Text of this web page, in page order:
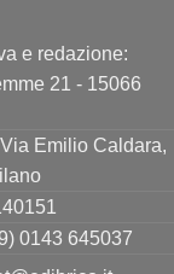
e redazione:
21 - 15066
Emilio Caldara,
0143 645037